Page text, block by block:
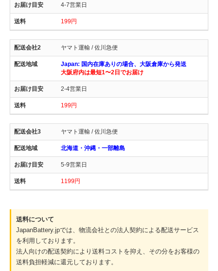
4-7営業日
199円
ヤマト運輸 / 佐川急便
Japan: 国内在庫ありの場合、大阪倉庫から発送
大阪府内は最短1〜2日でお届け
2-4営業日
199円
ヤマト運輸 / 佐川急便
北海道・沖縄・一部離島
5-9営業日
1199円
送料について
JapanBattery.jpでは、物流会社との法人契約による配送サービス
を利用しております。
法人向けの配送契約により送料コストを抑え、その分をお客様の
送料負担軽減に還元しております。